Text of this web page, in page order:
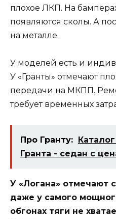
плохое ЛКП. На
появляются сколы. А
на металле.
У моделей есть и
У «Гранты» отмечают
передачи на МКПП.
требует временных
Про Гранту:
Гранта - седан с
У «Логана» отмечают
даже у самого
обгонах тяги не